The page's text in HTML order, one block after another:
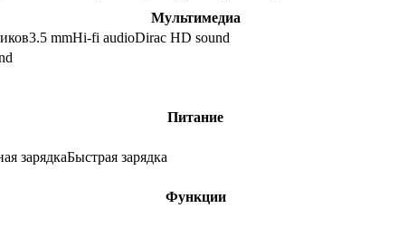
Мультимедиа
3.5 mmHi-fi audioDirac HD sound
Питание
зарядкаБыстрая зарядка
Функции